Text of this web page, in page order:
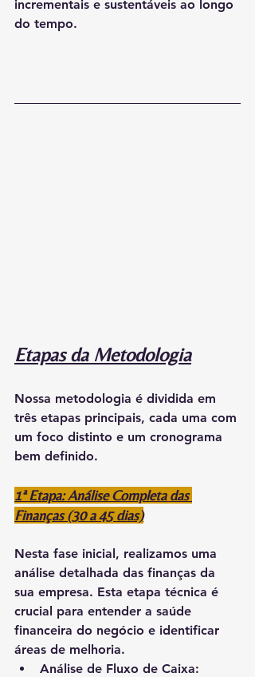
incrementais e sustentáveis ao longo
do tempo.
Etapas da Metodologia
Nossa metodologia é dividida em
três etapas principais, cada uma com
um foco distinto e um cronograma
bem definido.
1ª Etapa: Análise Completa das
Finanças (30 a 45 dias)
Nesta fase inicial, realizamos uma
análise detalhada das finanças da
sua empresa. Esta etapa técnica é
crucial para entender a saúde
financeira do negócio e identificar
áreas de melhoria.
Análise de Fluxo de Caixa: